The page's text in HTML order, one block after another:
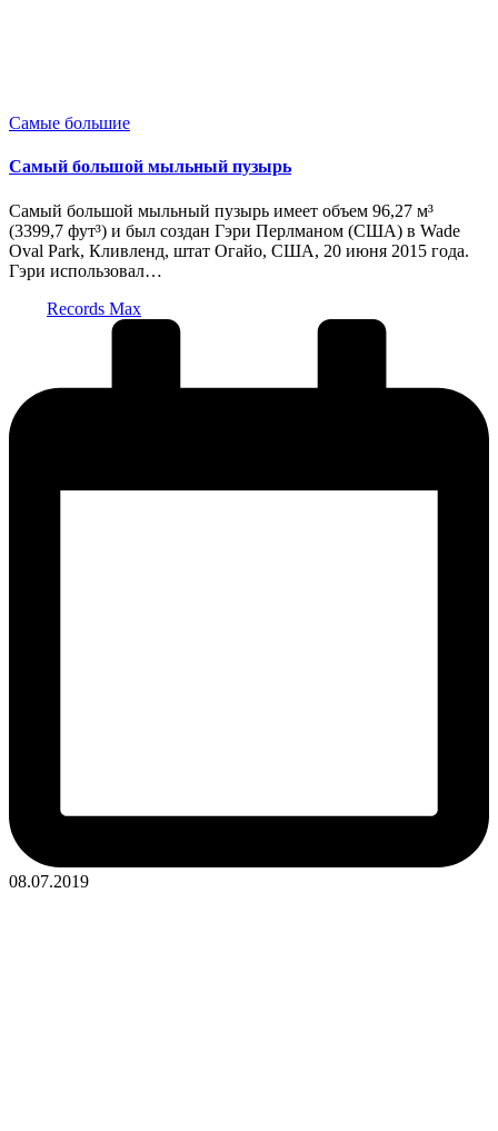
Опубликовано
Самые большие
Самый большой мыльный пузырь
Самый большой мыльный пузырь имеет объем 96,27 м³
(3399,7 фут³) и был создан Гэри Перлманом (США) в Wade
Oval Park, Кливленд, штат Огайо, США, 20 июня 2015 года.
Гэри использовал…
Records Max
08.07.2019